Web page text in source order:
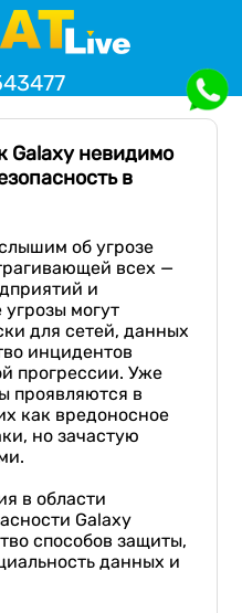
Galaxy невидимо
в
об угрозе
всех —
и
могут
для сетей, данных
инцидентов
прогрессии. Уже
проявляются в
как вредоносное
но зачастую
в области
Galaxy
способов защиты,
данных и